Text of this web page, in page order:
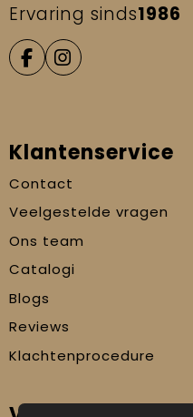
Ervaring sinds1986
Klantenservice
Contact
Veelgestelde vragen
Ons team
Catalogi
Blogs
Reviews
Klachtenprocedure